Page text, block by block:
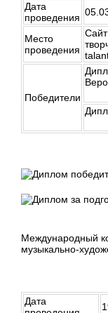
Дата
проведения
Место
проведения
Победители
Международный
музыкально-
Дата